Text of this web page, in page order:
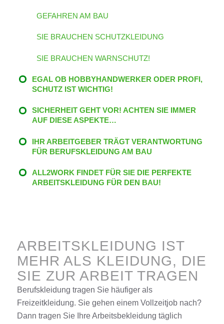
GEFAHREN AM BAU
SIE BRAUCHEN SCHUTZKLEIDUNG
SIE BRAUCHEN WARNSCHUTZ!
EGAL OB HOBBYHANDWERKER ODER PROFI,
SCHUTZ IST WICHTIG!
SICHERHEIT GEHT VOR! ACHTEN SIE IMMER
AUF DIESE ASPEKTE…
IHR ARBEITGEBER TRÄGT VERANTWORTUNG
FÜR BERUFSKLEIDUNG AM BAU
ALL2WORK FINDET FÜR SIE DIE PERFEKTE
ARBEITSKLEIDUNG FÜR DEN BAU!
ARBEITSKLEIDUNG IST
MEHR ALS KLEIDUNG, DIE
SIE ZUR ARBEIT TRAGEN
Berufskleidung tragen Sie häufiger als
Freizeitkleidung. Sie gehen einem Vollzeitjob nach?
Dann tragen Sie IhreArbeitsbekleidung täglich